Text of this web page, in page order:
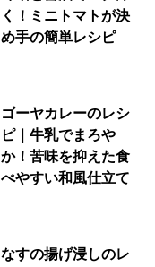
く！ミニトマトが決
め手の簡単レシピ
ゴーヤカレーのレシ
ピ｜牛乳でまろや
か！苦味を抑えた食
べやすい和風仕立て
なすの揚げ浸しのレ